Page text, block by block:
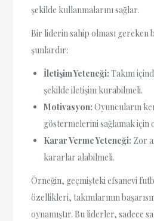
şekilde kullanmalarını sağlar.
Bir liderin sahip olması gereken
şunlardır:
İletişim Yeteneği: Takım
şekilde iletişim kurabilmeli.
Motivasyon: Oyuncuların
göstermelerini sağlamak için
Karar Verme Yeteneği: Zor
kararlar alabilmeli.
Örneğin, geçmişteki efsanevi
özellikleri, takımlarının
oynamıştır. Bu liderler, sadece